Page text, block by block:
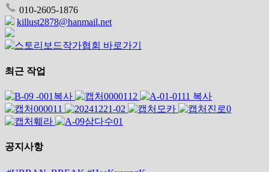
010-2605-1876
killust2878@hanmail.net
최근 작업
공지사항